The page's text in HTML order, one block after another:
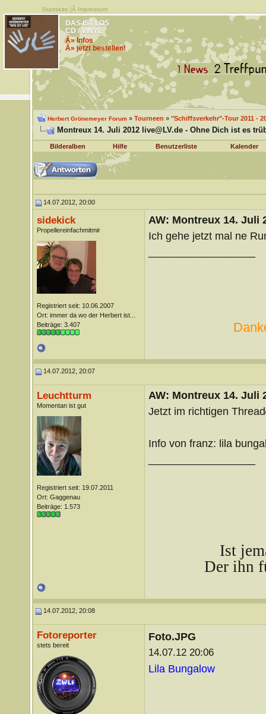
Startseite |Â Impressum
DAS IST LOS
CD / VINYL
Â» Infos
Â» jetzt bestellen!
Herbert Grönemeyer Forum» Tourneen » "Schiffsverkehr"-Tour 2011 -
Montreux 14. Juli 2012 live@LV.de - Ohne Dich ist es
Bilderalben Hilfe Benutzerliste Kalender
14.07.2012, 20:00
sidekick
Propellereinfachmitmir
Registriert seit: 10.06.2007
Ort: immer da wo der Herbert ist...
Beiträge: 3.407
AW: Montreux 14. Juli
Ich gehe jetzt mal ne
14.07.2012, 20:07
Leuchtturm
Momentan ist gut
Registriert seit: 19.07.2011
Ort: Gaggenau
Beiträge: 1.573
AW: Montreux 14. Juli
Jetzt im richtigen Thread
Info von franz: lila
Ist
Der ihn
14.07.2012, 20:08
Fotoreporter
stets bereit
Foto.JPG
14.07.12 20:06
Lila Bungalow